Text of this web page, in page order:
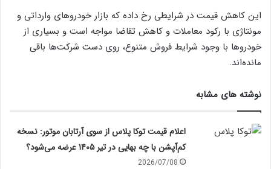
این کاهش قیمت در شرایطی رخ داده که بازار خودروهای وارداتی و
مونتاژی با رکود معاملات و کاهش تقاضا مواجه است و بسیاری از
خودروها با وجود شرایط فروش متنوع، روی دست شرکت‌ها باقی
مانده‌اند.
نوشته های مشابه
اعلام قیمت توکا پلاس از سوی آرتابان موتور: نسخه
کم‌آپشن با چه بهایی در تیر ۱۴۰۵ عرضه می‌شود؟
2026/07/08